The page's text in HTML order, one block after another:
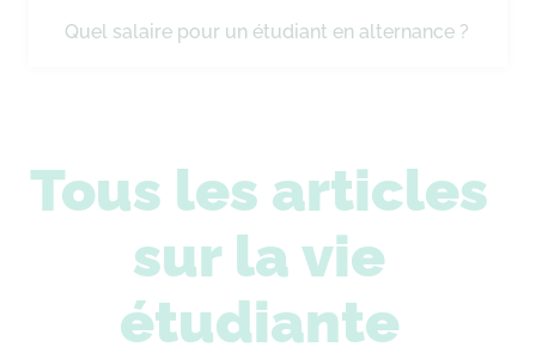
Quel salaire pour un étudiant en alternance ?
Tous les articles
sur la vie
étudiante